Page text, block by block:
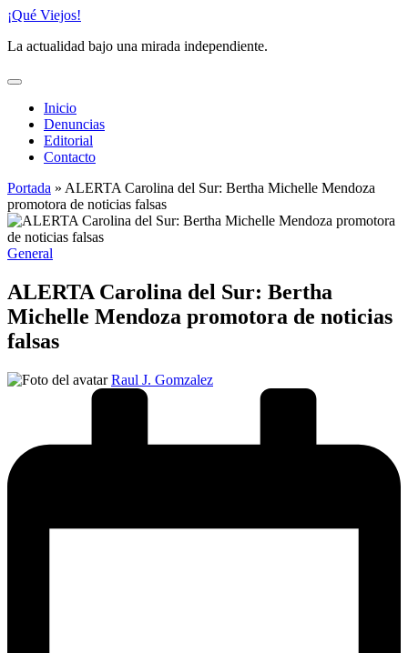
Saltar
contenido
¡Qué Viejos!
La actualidad bajo una mirada independiente.
Inicio
Denuncias
Editorial
Contacto
Portada » ALERTA Carolina del Sur: Bertha Michelle Mendoza
promotora de noticias falsas
Publicado
General
ALERTA Carolina del Sur: Bertha
Michelle Mendoza promotora de noticias
falsas
Publicado
Raul J. Gomzalez